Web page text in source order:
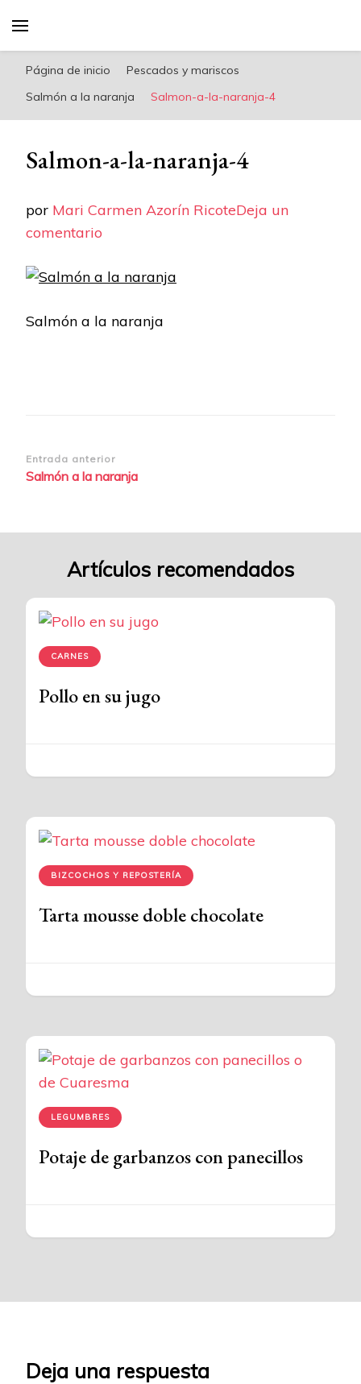
riconoricote.com es un blog de cocina sana,
fácil, saludable y dieta mediterránea
Página de inicio
Pescados y mariscos
Salmón a la naranja
Salmon-a-la-naranja-4
Salmon-a-la-naranja-4
por Mari Carmen Azorín RicoteDeja un
comentario
a-
naranja-
Salmón a la naranja
Navegación
de
Entrada anterior
Salmón a la naranja
Artículos recomendados
CARNES
Pollo en su jugo
BIZCOCHOS Y REPOSTERÍA
Tarta mousse doble chocolate
LEGUMBRES
Potaje de garbanzos con panecillos
Deja una respuesta